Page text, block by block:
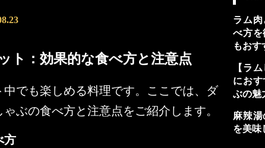
ト：効果的な食べ方と注意点
でも楽しめる料理です。ここでは、ダ
ぶの食べ方と注意点をご紹介します。
方
ラム
べ方を
もおす
【ラ
にお
ぶの魅
麻辣
を美味